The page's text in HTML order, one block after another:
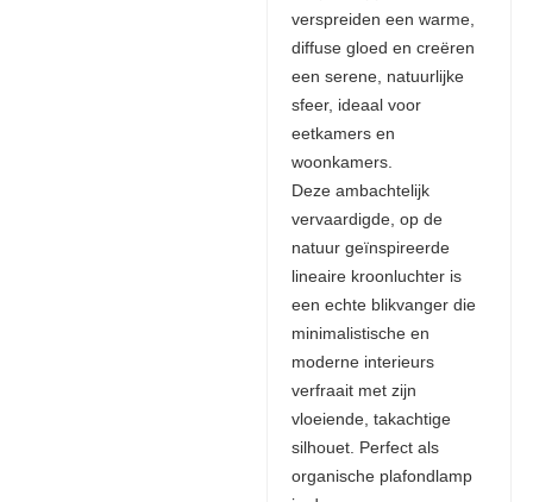
verspreiden een warme,
diffuse gloed en creëren
een serene, natuurlijke
sfeer, ideaal voor
eetkamers en
woonkamers.
Deze ambachtelijk
vervaardigde, op de
natuur geïnspireerde
lineaire kroonluchter is
een echte blikvanger die
minimalistische en
moderne interieurs
verfraait met zijn
vloeiende, takachtige
silhouet. Perfect als
organische plafondlamp